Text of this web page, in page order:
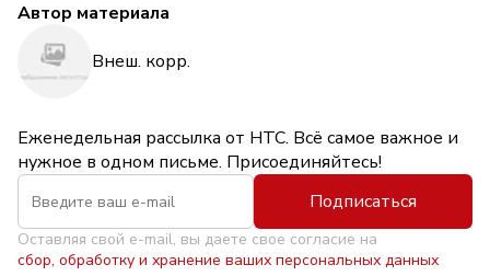
Автор материала
Внеш. корр.
Еженедельная рассылка от НТС. Всё самое важное и
нужное в одном письме. Присоединяйтесь!
Подписаться
Оставляя свой e-mail, вы даете свое согласие на
сбор, обработку и хранение ваших персональных данных